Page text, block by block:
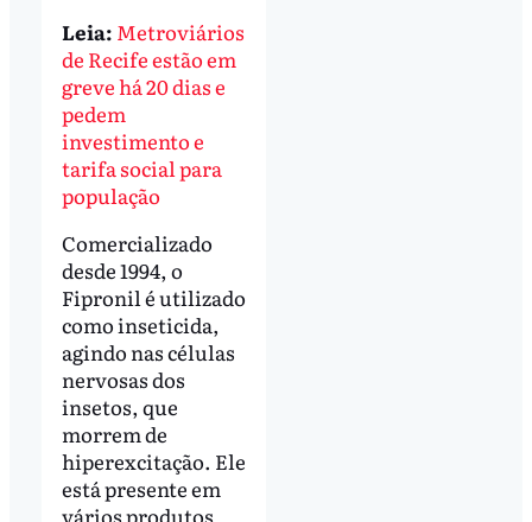
Leia: Metroviários
de Recife estão em
greve há 20 dias e
pedem
investimento e
tarifa social para
população
Comercializado
desde 1994, o
Fipronil é utilizado
como inseticida,
agindo nas células
nervosas dos
insetos, que
morrem de
hiperexcitação. Ele
está presente em
vários produtos